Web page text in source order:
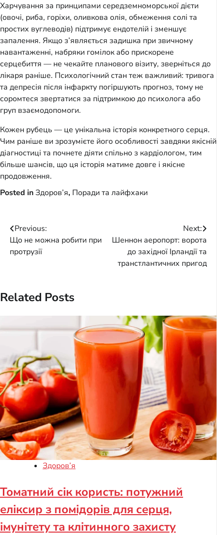
Харчування за принципами середземноморської дієти
(овочі, риба, горіхи, оливкова олія, обмеження солі та
простих вуглеводів) підтримує ендотелій і зменшує
запалення. Якщо з’являється задишка при звичному
навантаженні, набряки гомілок або прискорене
серцебиття — не чекайте планового візиту, зверніться до
лікаря раніше. Психологічний стан теж важливий: тривога
та депресія після інфаркту погіршують прогноз, тому не
соромтеся звертатися за підтримкою до психолога або
груп взаємодопомоги.
Кожен рубець — це унікальна історія конкретного серця.
Чим раніше ви зрозумієте його особливості завдяки якісній
діагностиці та почнете діяти спільно з кардіологом, тим
більше шансів, що ця історія матиме довге і якісне
продовження.
Posted inЗдоров’я, Поради та лайфхаки
Post
navigation
Previous:
Що не можна робити при
протрузії
Next:
Шеннон аеропорт: ворота
до західної Ірландії та
транстлантичних пригод
Related Posts
Здоров’я
Томатний сік користь: потужний
еліксир з помідорів для серця,
імунітету та клітинного захисту